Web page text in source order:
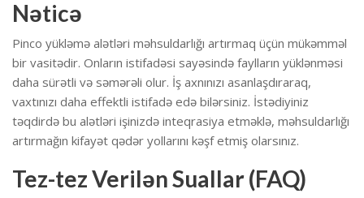
Nəticə
Pinco yükləmə alətləri məhsuldarlığı artırmaq üçün mükəmməl
bir vasitədir. Onların istifadəsi sayəsində faylların yüklənməsi
daha sürətli və səmərəli olur. İş axnınızı asanlaşdıraraq,
vaxtınızı daha effektli istifadə edə bilərsiniz. İstədiyiniz
təqdirdə bu alətləri işinizdə inteqrasiya etməklə, məhsuldarlığı
artırmağın kifayət qədər yollarını kəşf etmiş olarsınız.
Tez-tez Verilən Suallar (FAQ)